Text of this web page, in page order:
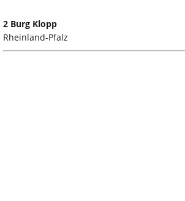
2 Burg Klopp
Rheinland-Pfalz